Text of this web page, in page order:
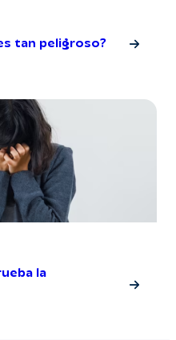
tan peligroso?
la